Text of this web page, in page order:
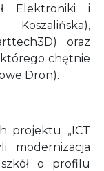
Elektroniki i
oraz
chętnie
Dron).
projektu „ICT
modernizacja
o profilu